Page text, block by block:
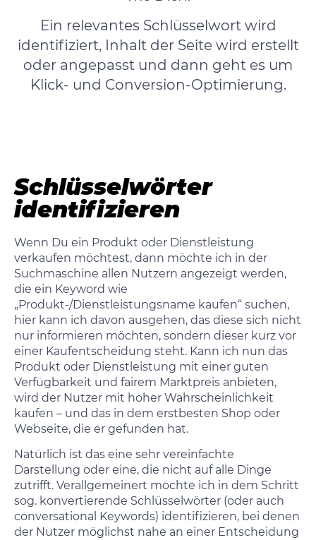
Ein relevantes Schlüsselwort wird
identifiziert, Inhalt der Seite wird erstellt
oder angepasst und dann geht es um
Klick- und Conversion-Optimierung.
Schlüsselwörter
identifizieren
Wenn Du ein Produkt oder Dienstleistung
verkaufen möchtest, dann möchte ich in der
Suchmaschine allen Nutzern angezeigt werden,
die ein Keyword wie
„Produkt-/Dienstleistungsname kaufen“ suchen,
hier kann ich davon ausgehen, das diese sich nicht
nur informieren möchten, sondern dieser kurz vor
einer Kaufentscheidung steht. Kann ich nun das
Produkt oder Dienstleistung mit einer guten
Verfügbarkeit und fairem Marktpreis anbieten,
wird der Nutzer mit hoher Wahrscheinlichkeit
kaufen – und das in dem erstbesten Shop oder
Webseite, die er gefunden hat.
Natürlich ist das eine sehr vereinfachte
Darstellung oder eine, die nicht auf alle Dinge
zutrifft. Verallgemeinert möchte ich in dem Schritt
sog. konvertierende Schlüsselwörter (oder auch
conversational Keywords) identifizieren, bei denen
der Nutzer möglichst nahe an einer Entscheidung